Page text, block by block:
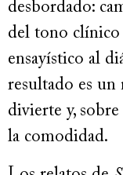
desbordado:
del tono clínico
ensayístico al
resultado es un
divierte y,
la comodidad.